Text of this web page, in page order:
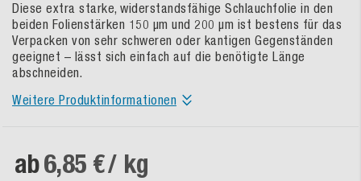
Diese extra starke, widerstandsfähige Schlauchfolie in den
beiden Folienstärken 150 µm und 200 µm ist bestens für das
Verpacken von sehr schweren oder kantigen Gegenständen
geeignet – lässt sich einfach auf die benötigte Länge
abschneiden.
Weitere Produktinformationen
ab6,85 €/ kg